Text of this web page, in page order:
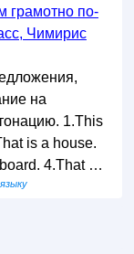
грамотно по-
Чимирис
на
1.This
is a house.
4.That …